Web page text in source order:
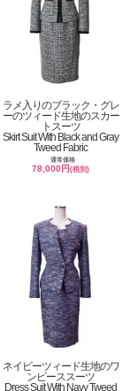
ラメ入りのブラック・グレ
ーのツィード生地のスカー
トスーツ
Skirt Suit With Black and Gray
Tweed Fabric
通常価格
78,000円(税別)
ネイビーツィード生地のワ
ンピーススーツ
Dress Suit With Navy Tweed